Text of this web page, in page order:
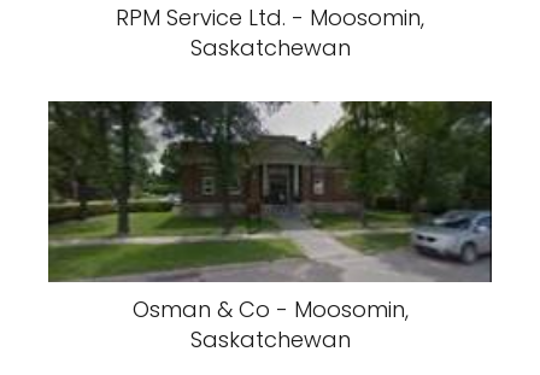
RPM Service Ltd. - Moosomin,
Saskatchewan
Osman & Co - Moosomin,
Saskatchewan